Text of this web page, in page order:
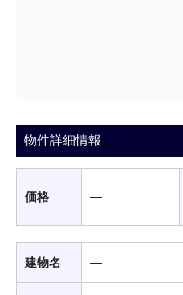
物件詳細情報
価格 ―
建物名 ―